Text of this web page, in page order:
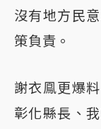
沒有地方民
策負責。
謝衣鳯更爆
彰化縣長、